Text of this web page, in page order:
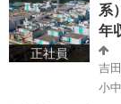
正社員
系
年
吉
小